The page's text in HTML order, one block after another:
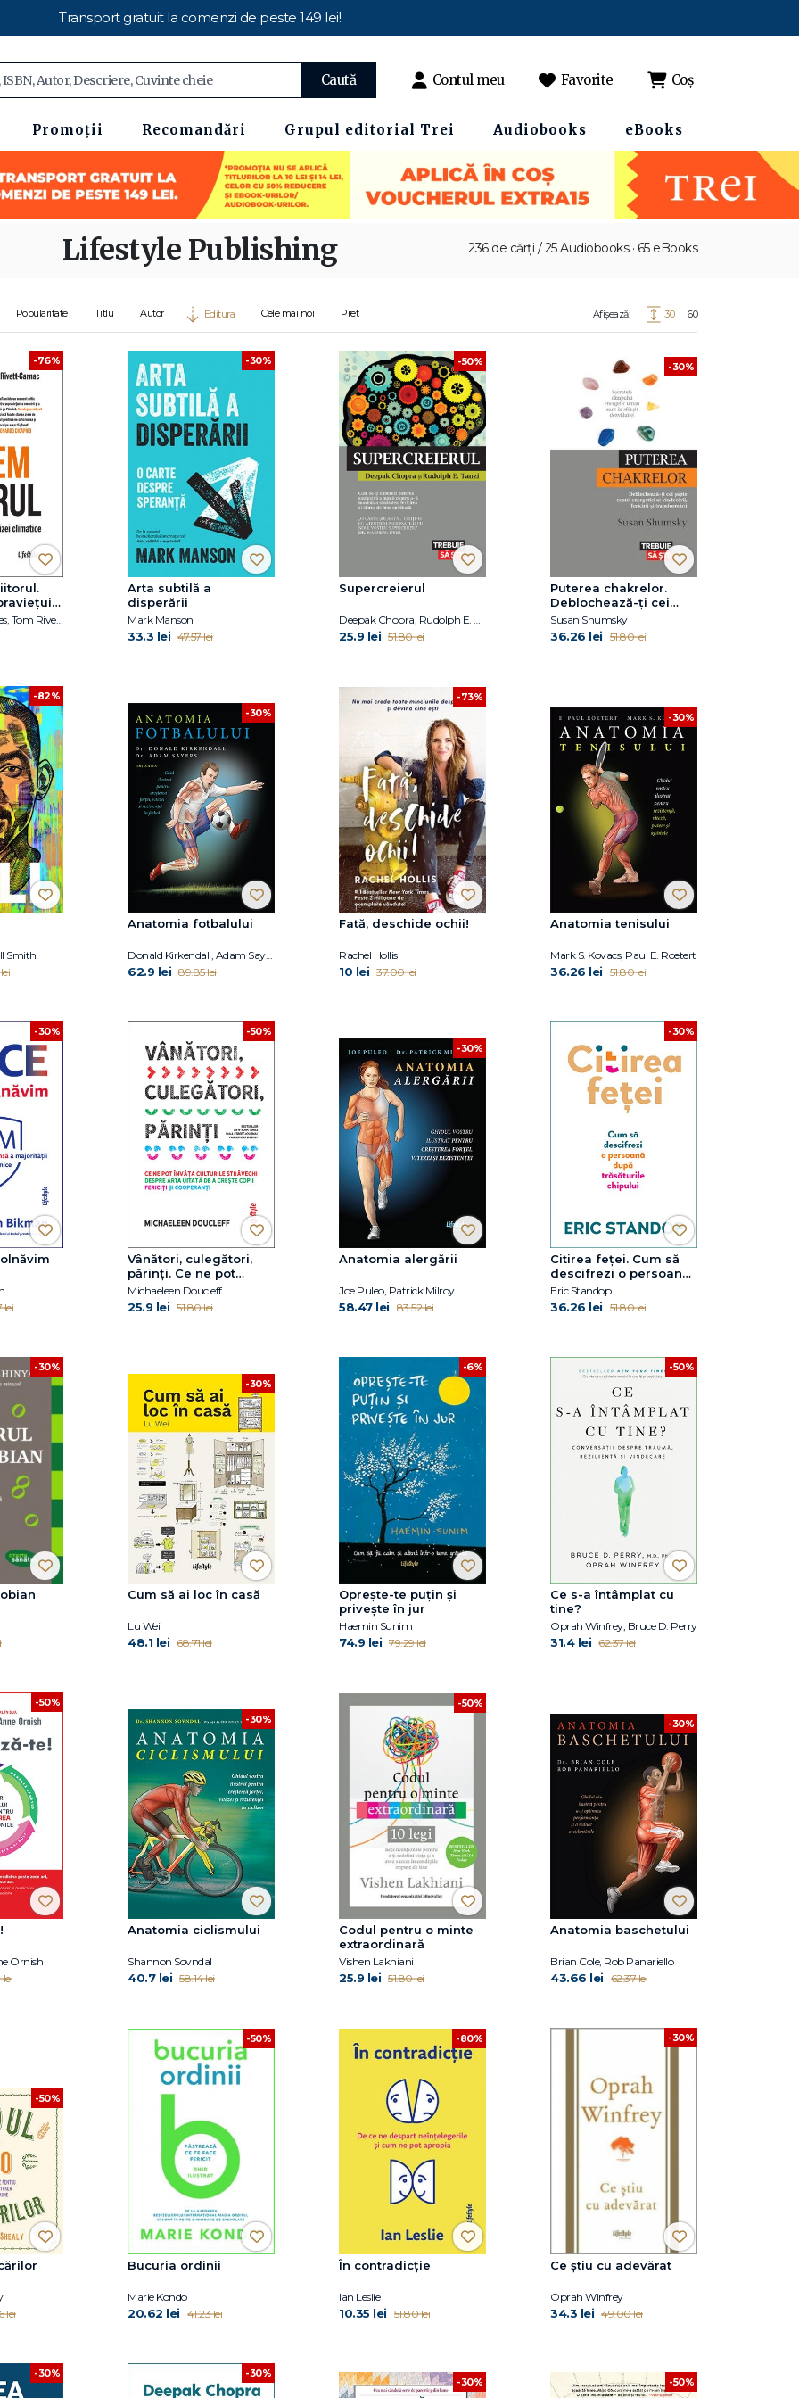
Transport gratuit la comenzi de peste 149 lei!
Caută Contul meu Favorite Coș
Promoții Recomandări Grupul editorial Trei Audiobooks eBooks
236 de cărți / 25 Audiobooks · 65 eBooks
Lifestyle Publishing
Popularitate Titlu Autor Editura Cele mai noi Preț Afișează: 30 60
-76%
Christiana Figueres, Tom Rivett‑Carnac
-30%
Arta subtilă a
disperării
Mark Manson
33.3 lei 47.57 lei
-50%
Supercreierul
Deepak Chopra, Rudolph E. Tanzi
25.9 lei 51.80 lei
-30%
Puterea chakrelor.
Deblochează-ţi cei
şapte centri energetici
ai vindecării, fericirii şi
transformării
Susan Shumsky
36.26 lei 51.80 lei
-82%
Smith
-30%
Anatomia fotbalului
Donald Kirkendall, Adam Sayers
62.9 lei 89.85 lei
-73%
Fată, deschide ochii!
Rachel Hollis
10 lei 37.00 lei
-30%
Anatomia tenisului
Mark S. Kovacs, Paul E. Roetert
36.26 lei 51.80 lei
-30%
lei
-50%
Vânători, culegători,
părinți. Ce ne pot
învăța culturile
străvechi despre arta
uitată de a crește copii
Michaeleen Doucleff
25.9 lei 51.80 lei
-30%
Anatomia alergării
Joe Puleo, Patrick Milroy
58.47 lei 83.52 lei
-30%
Citirea feței. Cum să
descifrezi o persoană
după trăsăturile
chipului
Eric Standop
36.26 lei 51.80 lei
-30%
-30%
Cum să ai loc în casă
Lu Wei
48.1 lei 68.71 lei
-6%
Oprește-te puțin și
privește în jur
Haemin Sunim
74.9 lei 79.29 lei
-50%
Ce s-a întâmplat cu
tine?
Oprah Winfrey, Bruce D. Perry
31.4 lei 62.37 lei
-50%
Ornish
lei
-30%
Anatomia ciclismului
Shannon Sovndal
40.7 lei 58.14 lei
-50%
Codul pentru o minte
extraordinară
Vishen Lakhiani
25.9 lei 51.80 lei
-30%
Anatomia baschetului
Brian Cole, Rob Panariello
43.66 lei 62.37 lei
-50%
lei
-50%
Bucuria ordinii
Marie Kondo
20.62 lei 41.23 lei
-80%
În contradicție
Ian Leslie
10.35 lei 51.80 lei
-30%
Ce ştiu cu adevărat
Oprah Winfrey
34.3 lei 49.00 lei
-30% -30%
-30% -50%